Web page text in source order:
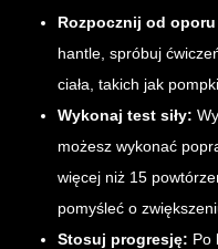
Rozpocznij od oporu
hantle, spróbuj
ciała, takich jak
Wykonaj test siły:
możesz wykonać
więcej niż 15
pomyśleć o
Stosuj progresję: Po